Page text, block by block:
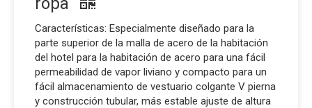
Características: Especialmente diseñado para la
parte superior de la malla de acero de la habitación
del hotel para la habitación de acero para una fácil
permeabilidad de vapor liviano y compacto para un
fácil almacenamiento de vestuario colgante V pierna
y construcción tubular, más estable ajuste de altura